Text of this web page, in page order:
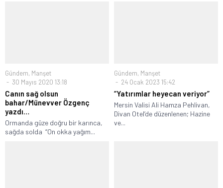
Gündem, Manşet
30 Mayıs 2020 13:18
Canın sağ olsun
bahar/Münevver Özgenç
yazdı…
Ormanda güze doğru bir karınca,
sağda solda “On okka yağım...
Gündem, Manşet
24 Ocak 2023 15:42
“Yatırımlar heyecan veriyor”
Mersin Valisi Ali Hamza Pehlivan,
Divan Otel’de düzenlenen; Hazine
ve...